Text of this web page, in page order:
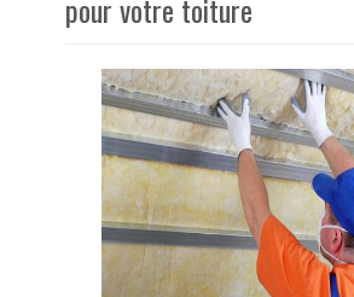
pour votre toiture